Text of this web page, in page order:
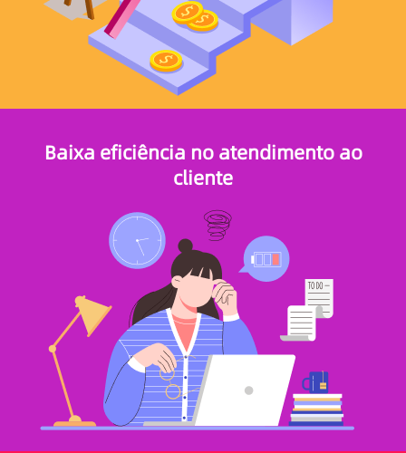
Baixa eficiência no atendimento ao
cliente